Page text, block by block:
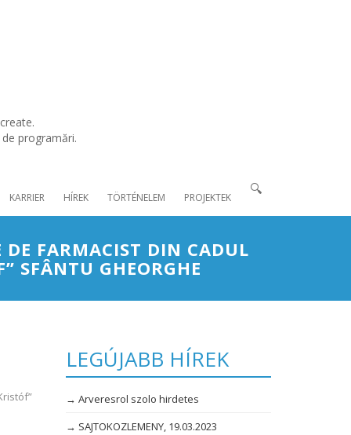
programări.
KARRIER HÍREK TÖRTÉNELEM PROJEKTEK
🔍
DE FARMACIST DIN CADUL
SFÂNTU GHEORGHE
LEGÚJABB HÍREK
→ Arveresrol szolo hirdetes
→ SAJTOKOZLEMENY, 19.03.2023